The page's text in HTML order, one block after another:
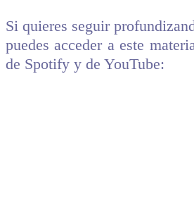
Si quieres seguir
puedes acceder a este
de Spotify y de YouTube: